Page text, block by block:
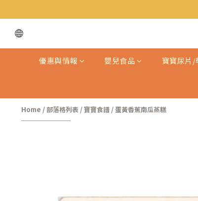
優惠與情報 嬰兒食品 寶寶尿片/
Home / 部落格列表 /寶寶食譜 /蛋黃香蕉南瓜蒸糕